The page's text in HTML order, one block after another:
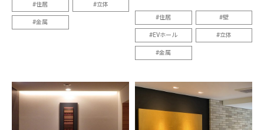
住居 立体
金属
住居 壁
EVホール 立体
金属